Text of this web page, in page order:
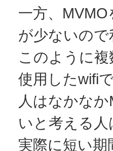
一方、
が少ないの
このように
使用したwifi
人はなかな
いと考える
実際に短い